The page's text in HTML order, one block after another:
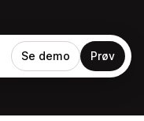
Se demo Prøv